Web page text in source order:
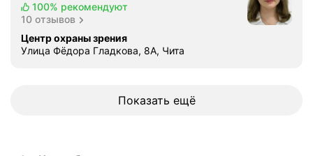
100% рекомендуют
10 отзывов
Центр охраны зрения
Улица Фёдора Гладкова, 8А, Чита
Показать ещё